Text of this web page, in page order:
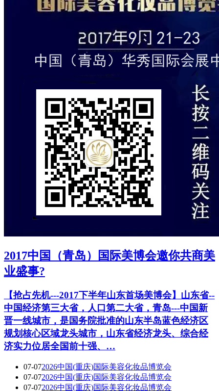
2017中国（青岛）国际美博会邀你共商美
业盛事?
【抢占先机---2017下半年山东首场美博会】山东省--
中国经济第三大省，人口第二大省，青岛---中国新
晋一线城市，是国务院批准的山东半岛蓝色经济区
规划核心区域龙头城市，山东省经济龙头、综合经
济实力位居全国前十强、…
07-072026中国(重庆)国际美容化妆品博览会
07-072026中国(重庆)国际美容化妆品博览会
07-072026中国(重庆)国际美容化妆品博览会